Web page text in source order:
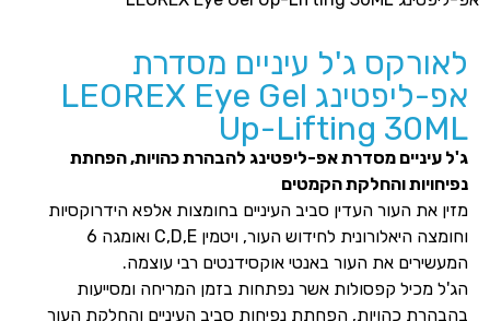
ג'ל עיניים מסדרת
אפ-ליפטינג LEOREX Eye Gel
Up-Lifting
עיניים מסדרת אפ-ליפטינג להבהרת כהויות, הפחתת
והחלקת הקמטים
את העור העדין סביב העיניים בחומצות אלפא הידרוקסיות
וחומצה היאלורונית לחידוש העור, ויטמין C,D,E ואומגה 6
את העור באנטי אוקסידנטים רבי עוצמה.
מכיל קפסולות אשר נפתחות בזמן המריחה ומסייעות
כהויות, הפחתת נפיחות סביב העיניים והחלקת העור